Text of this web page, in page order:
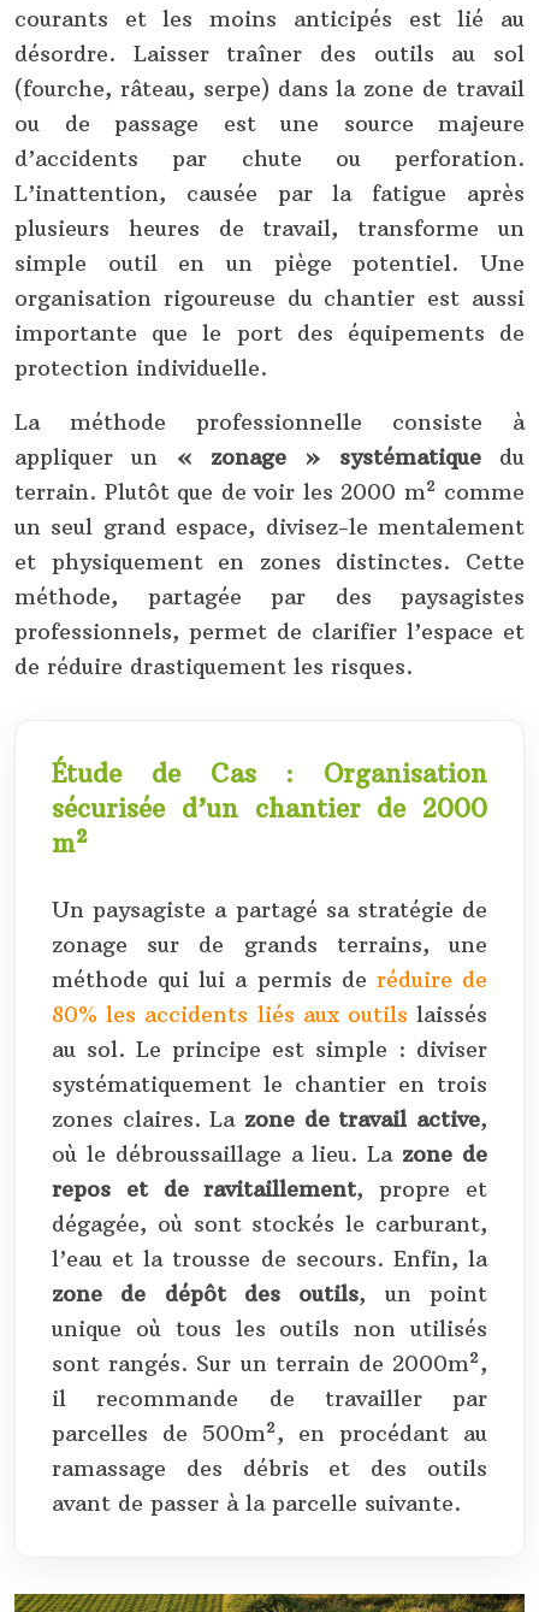
courants et les moins anticipés est lié au
désordre. Laisser traîner des outils au sol
(fourche, râteau, serpe) dans la zone de travail
ou de passage est une source majeure
d’accidents par chute ou perforation.
L’inattention, causée par la fatigue après
plusieurs heures de travail, transforme un
simple outil en un piège potentiel. Une
organisation rigoureuse du chantier est aussi
importante que le port des équipements de
protection individuelle.
La méthode professionnelle consiste à
appliquer un « zonage » systématiquedu
terrain. Plutôt que de voir les 2000 m² comme
un seul grand espace, divisez-le mentalement
et physiquement en zones distinctes. Cette
méthode, partagée par des paysagistes
professionnels, permet de clarifier l’espace et
de réduire drastiquement les risques.
Étude de Cas : Organisation
sécurisée d’un chantier de 2000
m²
Un paysagiste a partagé sa stratégie de
zonage sur de grands terrains, une
méthode qui lui a permis de réduire de
80% les accidents liés aux outils laissés
au sol. Le principe est simple : diviser
systématiquement le chantier en trois
zones claires. La zone de travail active,
où le débroussaillage a lieu. La zone de
repos et de ravitaillement, propre et
dégagée, où sont stockés le carburant,
l’eau et la trousse de secours. Enfin, la
zone de dépôt des outils, un point
unique où tous les outils non utilisés
sont rangés. Sur un terrain de 2000m²,
il recommande de travailler par
parcelles de 500m², en procédant au
ramassage des débris et des outils
avant de passer à la parcelle suivante.